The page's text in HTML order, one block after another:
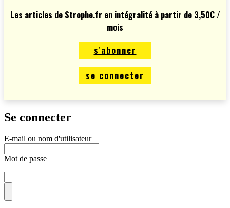
Les articles de Strophe.fr en intégralité à partir de 3,50€ /
mois
s'abonner
se connecter
Se connecter
E-mail ou nom d'utilisateur
Mot de passe